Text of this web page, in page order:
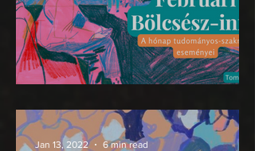
Jan 13, 2022 6 min read